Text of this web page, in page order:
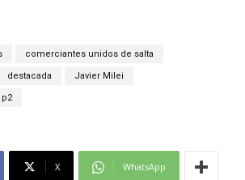
comerciantes unidos de salta
destacada Javier Milei
p2
X WhatsApp